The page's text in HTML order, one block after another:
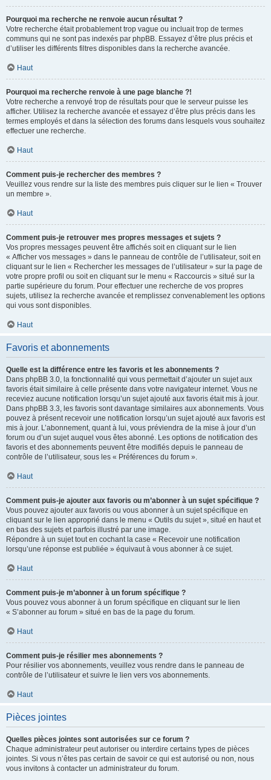
Pourquoi ma recherche ne renvoie aucun résultat ?
Votre recherche était probablement trop vague ou incluait trop de termes
communs qui ne sont pas indexés par phpBB. Essayez d’être plus précis et
d’utiliser les différents filtres disponibles dans la recherche avancée.
Haut
Pourquoi ma recherche renvoie à une page blanche ?!
Votre recherche a renvoyé trop de résultats pour que le serveur puisse les
afficher. Utilisez la recherche avancée et essayez d’être plus précis dans les
termes employés et dans la sélection des forums dans lesquels vous souhaitez
effectuer une recherche.
Haut
Comment puis-je rechercher des membres ?
Veuillez vous rendre sur la liste des membres puis cliquer sur le lien « Trouver
un membre ».
Haut
Comment puis-je retrouver mes propres messages et sujets ?
Vos propres messages peuvent être affichés soit en cliquant sur le lien
« Afficher vos messages » dans le panneau de contrôle de l’utilisateur, soit en
cliquant sur le lien « Rechercher les messages de l’utilisateur » sur la page de
votre propre profil ou soit en cliquant sur le menu « Raccourcis » situé sur la
partie supérieure du forum. Pour effectuer une recherche de vos propres
sujets, utilisez la recherche avancée et remplissez convenablement les options
qui vous sont disponibles.
Haut
Favoris et abonnements
Quelle est la différence entre les favoris et les abonnements ?
Dans phpBB 3.0, la fonctionnalité qui vous permettait d’ajouter un sujet aux
favoris était similaire à celle présente dans votre navigateur internet. Vous ne
receviez aucune notification lorsqu’un sujet ajouté aux favoris était mis à jour.
Dans phpBB 3.3, les favoris sont davantage similaires aux abonnements. Vous
pouvez à présent recevoir une notification lorsqu’un sujet ajouté aux favoris est
mis à jour. L’abonnement, quant à lui, vous préviendra de la mise à jour d’un
forum ou d’un sujet auquel vous êtes abonné. Les options de notification des
favoris et des abonnements peuvent être modifiés depuis le panneau de
contrôle de l’utilisateur, sous les « Préférences du forum ».
Haut
Comment puis-je ajouter aux favoris ou m’abonner à un sujet spécifique ?
Vous pouvez ajouter aux favoris ou vous abonner à un sujet spécifique en
cliquant sur le lien approprié dans le menu « Outils du sujet », situé en haut et
en bas des sujets et parfois illustré par une image.
Répondre à un sujet tout en cochant la case « Recevoir une notification
lorsqu’une réponse est publiée » équivaut à vous abonner à ce sujet.
Haut
Comment puis-je m’abonner à un forum spécifique ?
Vous pouvez vous abonner à un forum spécifique en cliquant sur le lien
« S’abonner au forum » situé en bas de la page du forum.
Haut
Comment puis-je résilier mes abonnements ?
Pour résilier vos abonnements, veuillez vous rendre dans le panneau de
contrôle de l’utilisateur et suivre le lien vers vos abonnements.
Haut
Pièces jointes
Quelles pièces jointes sont autorisées sur ce forum ?
Chaque administrateur peut autoriser ou interdire certains types de pièces
jointes. Si vous n’êtes pas certain de savoir ce qui est autorisé ou non, nous
vous invitons à contacter un administrateur du forum.